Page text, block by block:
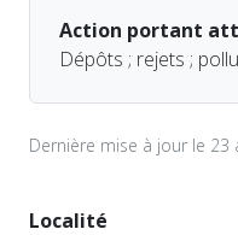
Action portant
Dépôts ; rejets ;
Dernière mise à jour le 23
Localité